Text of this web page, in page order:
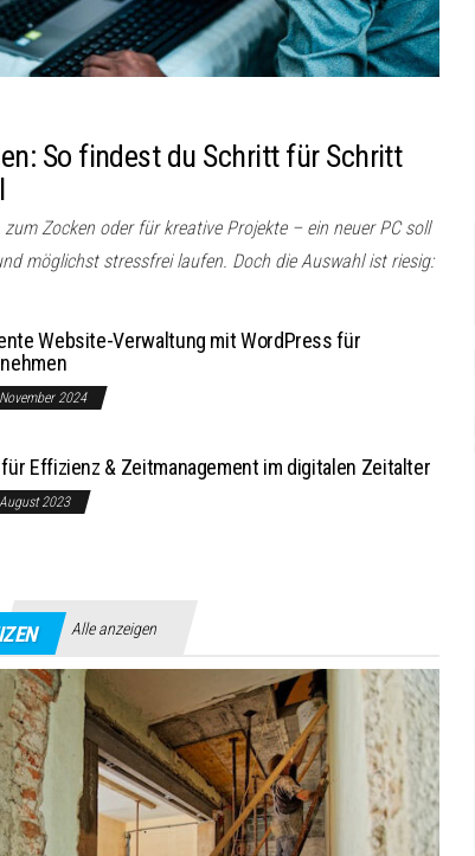
So findest du Schritt für Schritt
Zocken oder für kreative Projekte – ein neuer PC soll
möglichst stressfrei laufen. Doch die Auswahl ist riesig:
Website-Verwaltung mit WordPress für
2024
Effizienz & Zeitmanagement im digitalen Zeitalter
2023
Alle anzeigen